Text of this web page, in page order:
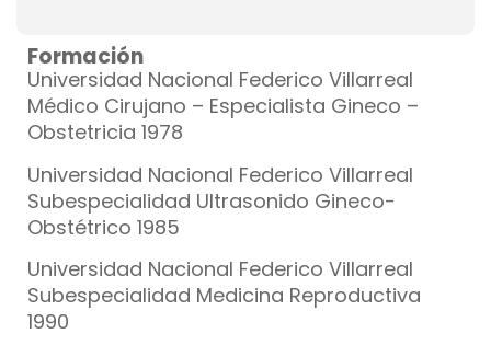
Formación
Universidad Nacional Federico Villarreal
Médico Cirujano – Especialista Gineco –
Obstetricia 1978
Universidad Nacional Federico Villarreal
Subespecialidad Ultrasonido Gineco-
Obstétrico 1985
Universidad Nacional Federico Villarreal
Subespecialidad Medicina Reproductiva
1990